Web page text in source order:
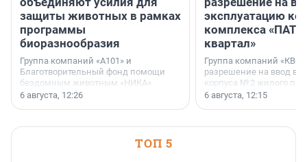
защиты животных в рамках
программы
биоразнообразия
Группа компаний «А101» и
Благотворительный фонд помощи
бездомным животным «НИКА»
заключили соглашение о
6 августа, 12:26
эксплуатацию
комплекса
квартал»
Группа компаний
разрешение на ввод в
корпуса № 2 жилого
Уютный квартал»,
6 августа, 12:15
ТОП 5